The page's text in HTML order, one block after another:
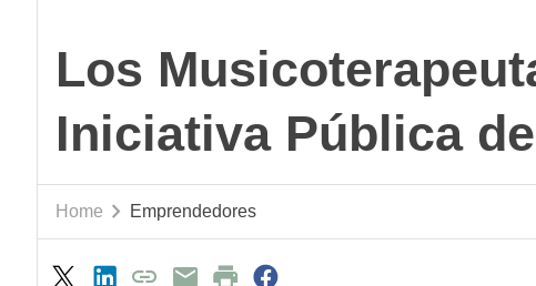
Los
Iniciativa Pública
Home Emprendedores